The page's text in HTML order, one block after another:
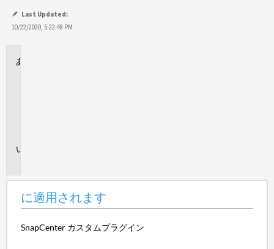
Last Updated:
10/22/2020, 5:22:48 PM
に適用されます
SnapCenter カスタムプラグイン